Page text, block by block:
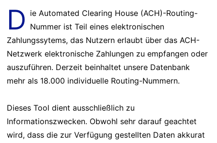
D ie Automated Clearing House (ACH)-Routing-
Nummer ist Teil eines elektronischen
Zahlungssytems, das Nutzern erlaubt über das ACH-
Netzwerk elektronische Zahlungen zu empfangen oder
auszuführen. Derzeit beinhaltet unsere Datenbank
mehr als 18.000 individuelle Routing-Nummern.
Dieses Tool dient ausschließlich zu
Informationszwecken. Obwohl sehr darauf geachtet
wird, dass die zur Verfügung gestellten Daten akkurat